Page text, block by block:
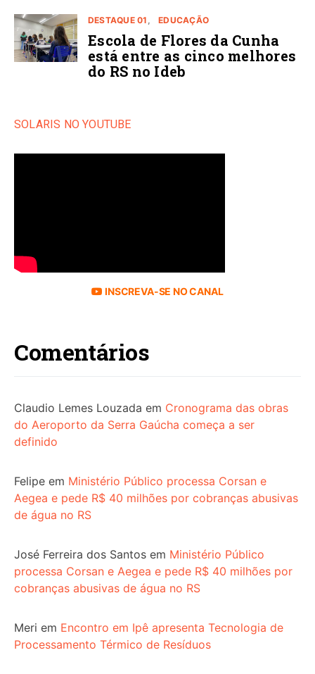
DESTAQUE 01 EDUCAÇÃO
Escola de Flores da Cunha
está entre as cinco melhores
do RS no Ideb
SOLARIS NO YOUTUBE
INSCREVA-SE NO CANAL
Comentários
Claudio Lemes Louzada em Cronograma das obras
do Aeroporto da Serra Gaúcha começa a ser
definido
Felipe em Ministério Público processa Corsan e
Aegea e pede R$ 40 milhões por cobranças abusivas
de água no RS
José Ferreira dos Santos em Ministério Público
processa Corsan e Aegea e pede R$ 40 milhões por
cobranças abusivas de água no RS
Meri em Encontro em Ipê apresenta Tecnologia de
Processamento Térmico de Resíduos